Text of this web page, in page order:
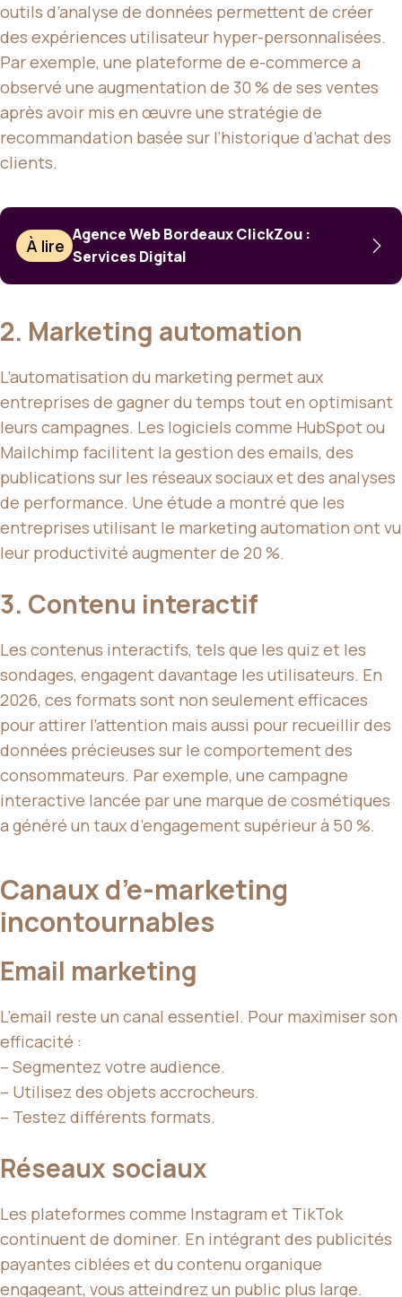
outils d’analyse de données permettent de créer
des expériences utilisateur hyper-personnalisées.
Par exemple, une plateforme de e-commerce a
observé une augmentation de 30 % de ses ventes
après avoir mis en œuvre une stratégie de
recommandation basée sur l’historique d’achat des
clients.
À lire
Agence Web Bordeaux ClickZou :
Services Digital
2. Marketing automation
L’automatisation du marketing permet aux
entreprises de gagner du temps tout en optimisant
leurs campagnes. Les logiciels comme HubSpot ou
Mailchimp facilitent la gestion des emails, des
publications sur les réseaux sociaux et des analyses
de performance. Une étude a montré que les
entreprises utilisant le marketing automation ont vu
leur productivité augmenter de 20 %.
3. Contenu interactif
Les contenus interactifs, tels que les quiz et les
sondages, engagent davantage les utilisateurs. En
2026, ces formats sont non seulement efficaces
pour attirer l’attention mais aussi pour recueillir des
données précieuses sur le comportement des
consommateurs. Par exemple, une campagne
interactive lancée par une marque de cosmétiques
a généré un taux d’engagement supérieur à 50 %.
Canaux d’e-marketing
incontournables
Email marketing
L’email reste un canal essentiel. Pour maximiser son
efficacité :
– Segmentez votre audience.
– Utilisez des objets accrocheurs.
– Testez différents formats.
Réseaux sociaux
Les plateformes comme Instagram et TikTok
continuent de dominer. En intégrant des publicités
payantes ciblées et du contenu organique
engageant, vous atteindrez un public plus large.